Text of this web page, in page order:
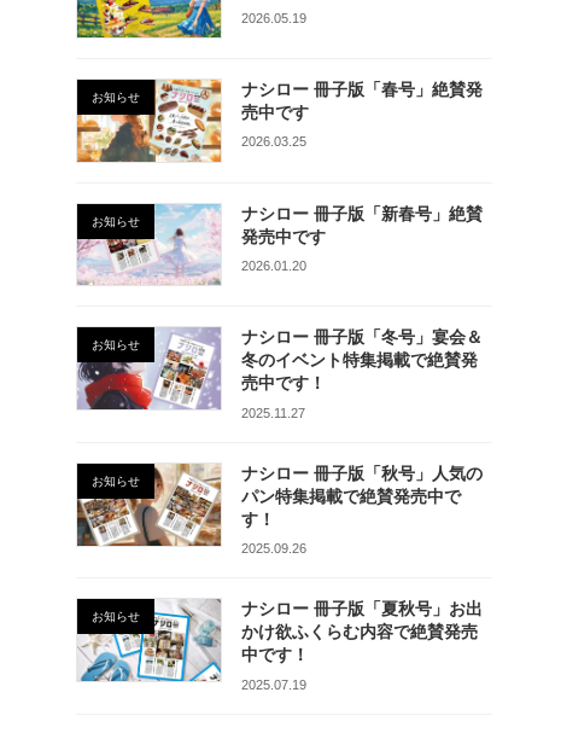
2026.05.19
お知らせ
ナシロー 冊子版「春号」絶賛発
売中です
2026.03.25
お知らせ
ナシロー 冊子版「新春号」絶賛
発売中です
2026.01.20
お知らせ
ナシロー 冊子版「冬号」宴会＆
冬のイベント特集掲載で絶賛発
売中です！
2025.11.27
お知らせ
ナシロー 冊子版「秋号」人気の
パン特集掲載で絶賛発売中で
す！
2025.09.26
お知らせ
ナシロー 冊子版「夏秋号」お出
かけ欲ふくらむ内容で絶賛発売
中です！
2025.07.19